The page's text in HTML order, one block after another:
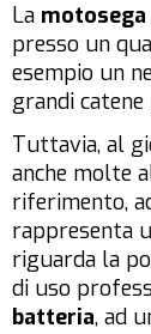
La
presso un
esempio un
grandi
Tuttavia, al
anche molte
riferimento,
rappresenta
riguarda la
di uso
batteria, ad